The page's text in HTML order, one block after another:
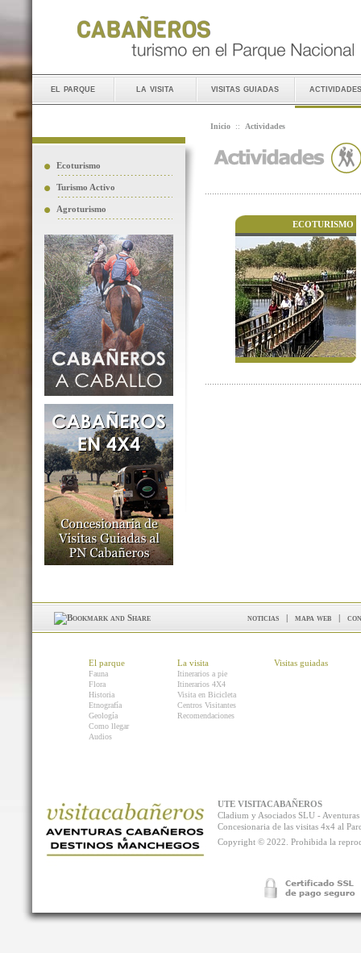
el parque la visita visitas guiadas actividades
Ecoturismo
Turismo Activo
Agroturismo
Inicio :: Actividades
ECOTURISMO
noticias | mapa web |
El parque
Fauna
Flora
Historia
Etnografía
Geología
Como llegar
Audios
La visita
Itinerarios a pie
Itinerarios 4X4
Visita en Bicicleta
Centros Visitantes
Recomendaciones
Visitas guiadas
UTE VISITACABAÑEROS
Cladium y Asociados SLU -
Concesionaria de las visitas 4x4 al
Copyright © 2022. Prohibida la